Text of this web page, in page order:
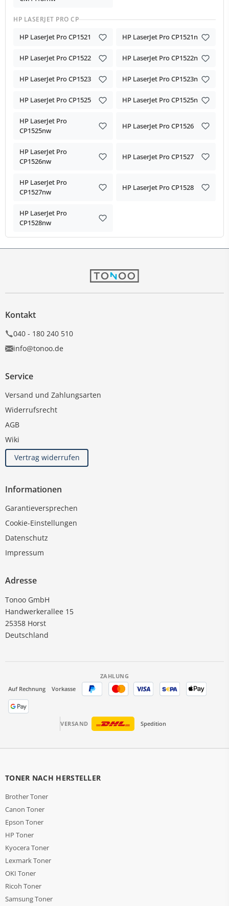
HP LASERJET PRO CP
HP LaserJet Pro CP1521 HP LaserJet Pro CP1521n
HP LaserJet Pro CP1522 HP LaserJet Pro CP1522n
HP LaserJet Pro CP1523 HP LaserJet Pro CP1523n
HP LaserJet Pro CP1525 HP LaserJet Pro CP1525n
HP LaserJet Pro
CP1525nw
HP LaserJet Pro CP1526
HP LaserJet Pro
CP1526nw
HP LaserJet Pro CP1527
HP LaserJet Pro
CP1527nw
HP LaserJet Pro CP1528
HP LaserJet Pro
CP1528nw
Kontakt
040 - 180 240 510
info@tonoo.de
Service
Versand und Zahlungsarten
Widerrufsrecht
AGB
Wiki
Vertrag widerrufen
Informationen
Garantieversprechen
Cookie-Einstellungen
Datenschutz
Impressum
Adresse
Tonoo GmbH
Handwerkerallee 15
25358 Horst
Deutschland
ZAHLUNG
Auf Rechnung
Vorkasse
VERSAND Spedition
TONER NACH HERSTELLER
Brother Toner
Canon Toner
Epson Toner
HP Toner
Kyocera Toner
Lexmark Toner
OKI Toner
Ricoh Toner
Samsung Toner